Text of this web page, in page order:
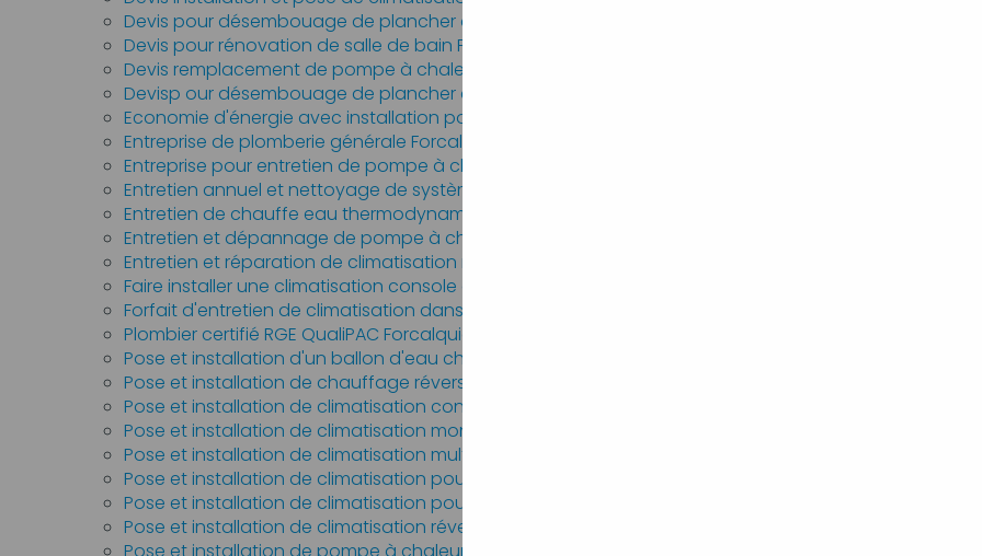
Devis pour désembouage de plancher chauffant Forcalquier 04300
Devis pour rénovation de salle de bain Forcalquier 04300
Devis remplacement de pompe à chaleur air-air Forcalquier 04300
Devisp our désembouage de plancher chauffant Forcalquier 04300
Economie d'énergie avec installation pompe à chaleur air air Forcalquier 04300
Entreprise de plomberie générale Forcalquier 04300
Entreprise pour entretien de pompe à chaleur Forcalquier 04300
Entretien annuel et nettoyage de système de climatisation Forcalquier 04300
Entretien de chauffe eau thermodynamique Forcalquier 04300
Entretien et dépannage de pompe à chaleur de piscine Forcalquier 04300
Entretien et réparation de climatisation multi-split Forcalquier 04300
Faire installer une climatisation console ou split Forcalquier 04300
Forfait d'entretien de climatisation dans un appartement Forcalquier 04300
Plombier certifié RGE QualiPAC Forcalquier 04300
Pose et installation d'un ballon d'eau chaude thermodynamique Forcalquier 04300
Pose et installation de chauffage réversible dans appartement Forcalquier 04300
Pose et installation de climatisation console Forcalquier 04300
Pose et installation de climatisation mono split Forcalquier 04300
Pose et installation de climatisation multi split Forcalquier 04300
Pose et installation de climatisation pour particuliers Forcalquier 04300
Pose et installation de climatisation pour professionnels Forcalquier 04300
Pose et installation de climatisation réversible gainable Forcalquier 04300